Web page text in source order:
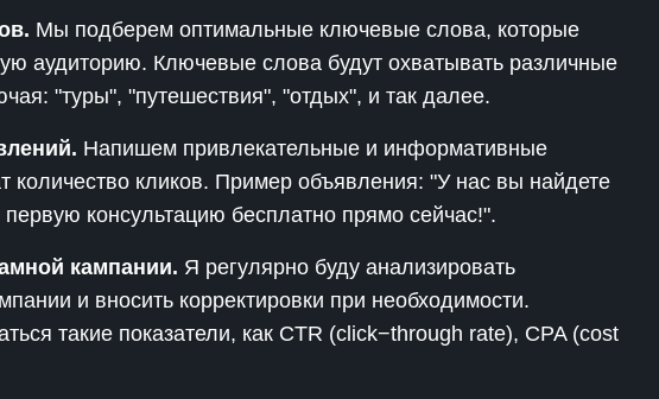
Мы подберем оптимальные ключевые слова, которые
аудиторию. Ключевые слова будут охватывать различные
"туры", "путешествия", "отдых", и так далее.
Напишем привлекательные и информативные
количество кликов. Пример объявления: "У нас вы найдете
консультацию бесплатно прямо сейчас!".
кампании. Я регулярно буду анализировать
и вносить корректировки при необходимости.
такие показатели, как CTR (click−through rate), CPA (cost
Перейти в Телеграм